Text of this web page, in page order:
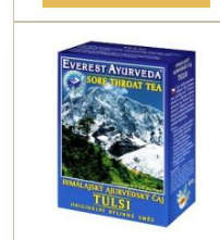
uzlín.&lt;!--[if !supportLists]--
príznaky: horúčku, kašeľ,
únavu, bolesti svalov...